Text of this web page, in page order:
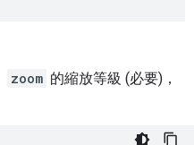
zoom 的縮放等級 (必要)，